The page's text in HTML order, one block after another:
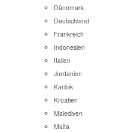
Dänemark
Deutschland
Frankreich
Indonesien
Italien
Jordanien
Karibik
Kroatien
Malediven
Malta